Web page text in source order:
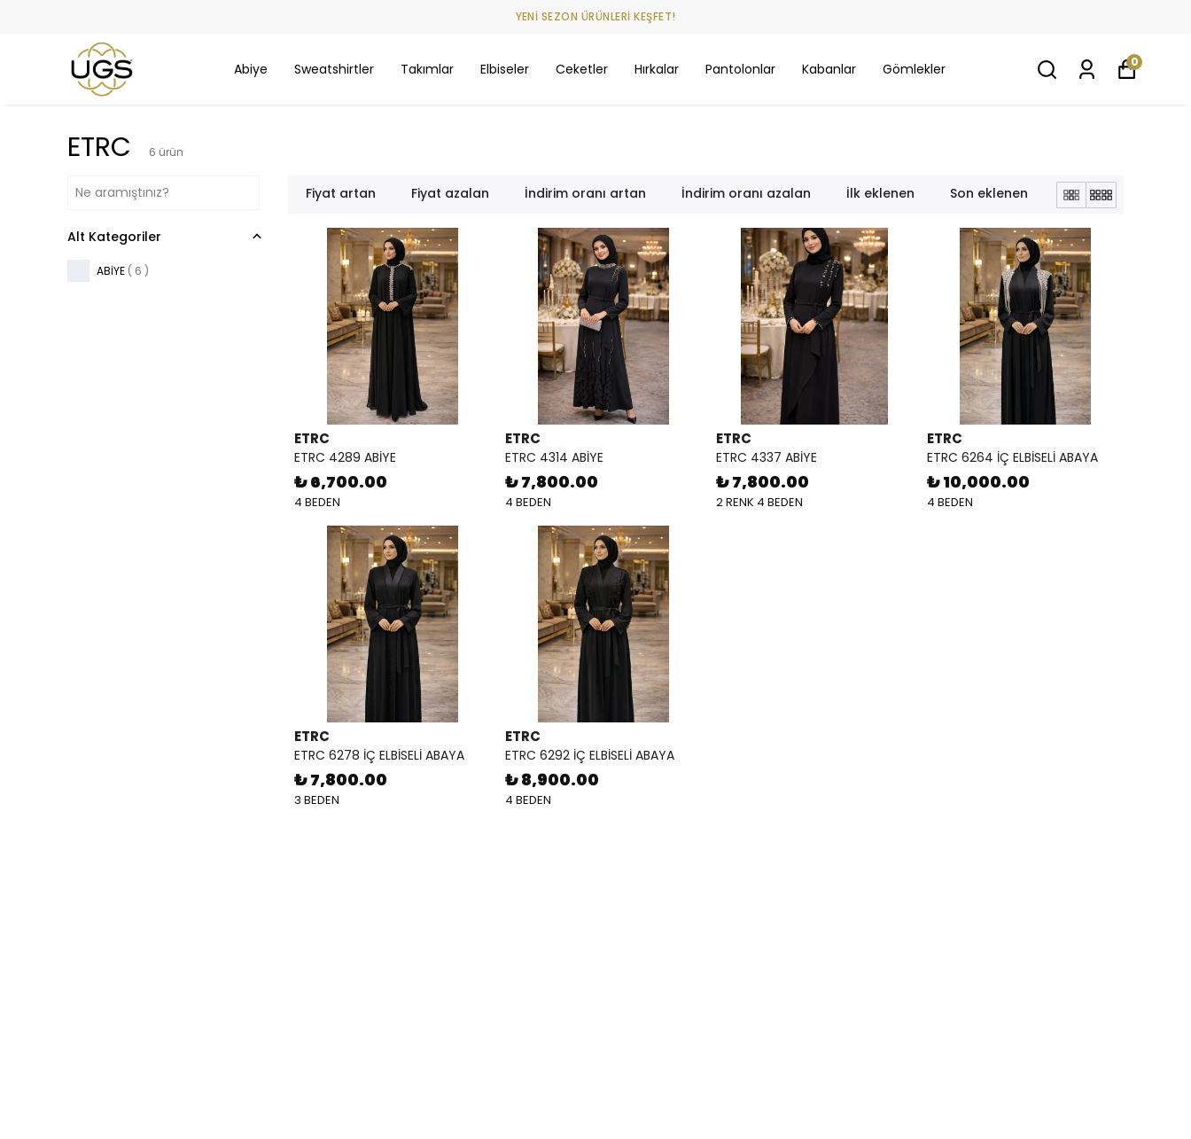
999 TL VE ÜZERİ SİPARİŞLERİNİZE KARGO BEDAVA
Abiye Sweatshirtler Takımlar Elbiseler Ceketler Hırkalar Pantolonlar Kabanlar Gömlekler 0
ETRC 6 ürün
Fiyat artan Fiyat azalan İndirim oranı artan İndirim oranı azalan İlk eklenen Son eklenen
Alt Kategoriler
ABİYE ( 6 )
ETRC
ETRC 4289 ABİYE
₺ 6,700.00
4 BEDEN
ETRC
ETRC 4314 ABİYE
₺ 7,800.00
4 BEDEN
ETRC
ETRC 4337 ABİYE
₺ 7,800.00
2 RENK 4 BEDEN
ETRC
ETRC 6264 İÇ ELBİSELİ ABAYA
₺ 10,000.00
4 BEDEN
ETRC
ETRC 6278 İÇ ELBİSELİ ABAYA
₺ 7,800.00
3 BEDEN
ETRC
ETRC 6292 İÇ ELBİSELİ ABAYA
₺ 8,900.00
4 BEDEN